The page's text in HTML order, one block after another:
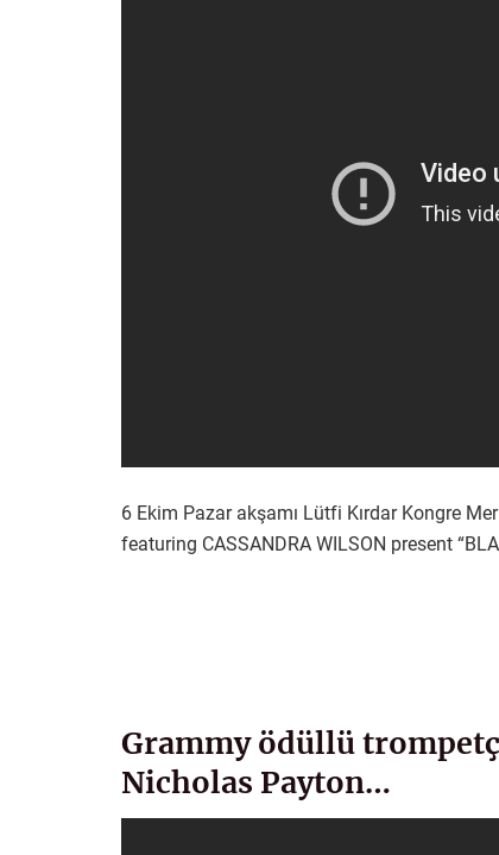
6 Ekim Pazar akşamı Lütfi Kırdar Kongre
featuring CASSANDRA WILSON present
Grammy ödüllü
Nicholas Payton…